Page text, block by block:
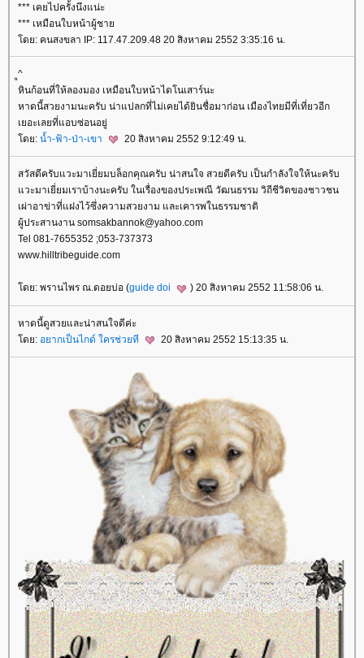
*** เคยไปครั้งนึงแน่ะ
*** เหมือนใบหน้าผู้ชา
ดย: คนสงขลา IP: 117.47.209.48 20 สิงหาคม 2552 3:35:16 น.
ู^
หินก้อนที่ให้ลองมอง เหมือนใบหน้าไดโนเสาร์นะ
หาดนี้สวยงามนะครับ น่าแปลกที่ไม่เคยได้ยินชื่อมาก่อน เมืองไทยมีที่เที่ยวอีก
เยอะเลยที่แอบซ่อนอยู่
ดย: น้ำ-ฟ้า-ป่า-เขา 20 สิงหาคม 2552 9:12:49 น.
สวัสดีครับแวะมาเยี่ยมบล็อกคุณครับ น่าสนใจ สวยดีครับ เป็นกำลังใจให้นะครับ
วะมาเยี่ยมเราบ้างนะครับ ในเรื่องของประเพณี วัฒนธรรม วิถีชีวิตของชาวชน
เผ่าอาข่าที่แฝงไว้ซึ่งความสวยงาม และเคารพในธรรมชาติ
ผู้ประสานงาน somsakbannok@yahoo.com
Tel 081-7655352 ;053-737373
www.hilltribeguide.com
ดย: พรานไพร ณ.ดอยบ่อ (guide doi ) 20 สิงหาคม 2552 11:58:06 น.
หาดนี้ดูสวยและน่าสนใจดีค่ะ
ดย: อยากเป็นไกด์ ใครช่วยที 20 สิงหาคม 2552 15:13:35 น.